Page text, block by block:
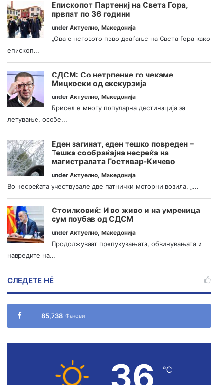
Епископот Партениј на Света Гора,
првпат по 36 години
under Актуелно, Македонија
„Ова е неговото прво доаѓање на Света Гора како
епископ...
СДСМ: Со нетрпение го чекаме
Мицкоски од екскурзија
under Актуелно, Македонија
Брисел е многу популарна дестинација за
летување, особе...
Еден загинат, еден тешко повреден –
Тешка сообраќајна несреќа на
магистралата Гостивар-Кичево
under Актуелно, Македонија
Во несреќата учествувале две патнички моторни возила, „...
Стоилковиќ: И во живо и на умреница
сум поубав од СДСМ
under Актуелно, Македонија
Продолжуваат препукувањата, обвинувањата и
навредите на...
СЛЕДЕТЕ НÉ
85,738 Фанови
36 ℃